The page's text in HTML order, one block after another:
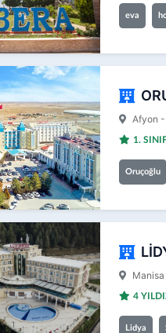
eva
Afyon
1.
Oruçoğlu
4
Lidya